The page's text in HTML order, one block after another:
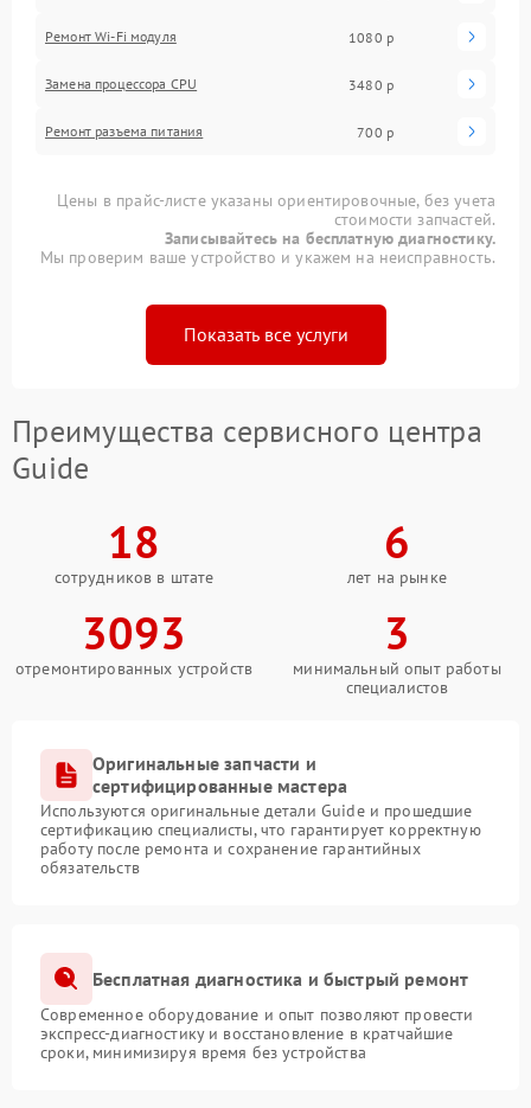
Ремонт Wi-Fi модуля 1080 р
Замена процессора CPU 3480 р
Ремонт разъема питания 700 р
Цены в прайс-листе указаны ориентировочные, без учета
стоимости запчастей.
Записывайтесь на бесплатную диагностику.
Мы проверим ваше устройство и укажем на неисправность.
Показать все услуги
Преимущества сервисного центра
Guide
18
сотрудников в штате
6
лет на рынке
3093
отремонтированных устройств
3
минимальный опыт работы
специалистов
Оригинальные запчасти и
сертифицированные мастера
Используются оригинальные детали Guide и прошедшие
сертификацию специалисты, что гарантирует корректную
работу после ремонта и сохранение гарантийных
обязательств
Бесплатная диагностика и быстрый ремонт
Современное оборудование и опыт позволяют провести
экспресс-диагностику и восстановление в кратчайшие
сроки, минимизируя время без устройства